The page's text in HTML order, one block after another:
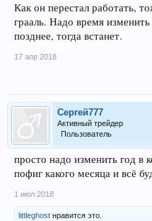
Как он перестал работать,
грааль. Надо время
позднее, тогда встанет.
17 апр 2018
Сергей777
Активный трейдер
Пользователь
просто надо изменить год в
пофиг какого месяца и всё
1 июл 2018
littleghost нравится это.